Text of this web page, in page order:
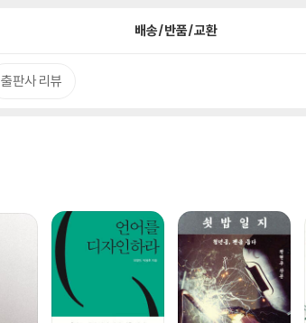
배송/반품/교환
출판사 리뷰